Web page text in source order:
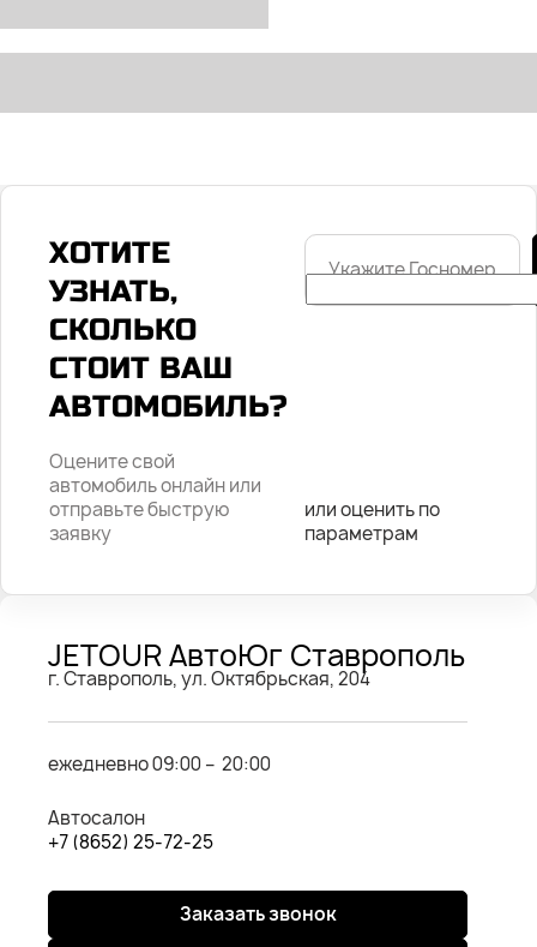
ХОТИТЕ
УЗНАТЬ,
СКОЛЬКО
СТОИТ ВАШ
АВТОМОБИЛЬ?
Оцените свой
автомобиль онлайн или
отправьте быструю
заявку
УкажитеГосномер
или оценить по
параметрам
JETOUR АвтоЮг Ставрополь
г. Ставрополь, ул. Октябрьская, 204
ежедневно 09:00 – 20:00
Автосалон
+7 (8652) 25-72-25
Заказать звонок